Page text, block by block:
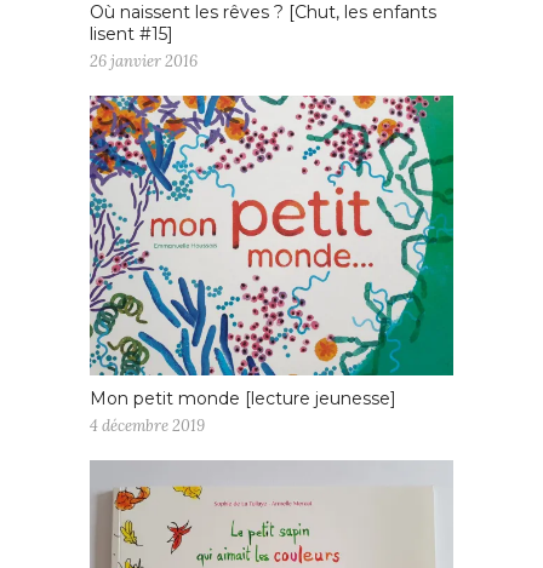
Où naissent les rêves ? [Chut, les enfants
lisent #15]
26 janvier 2016
Mon petit monde [lecture jeunesse]
4 décembre 2019